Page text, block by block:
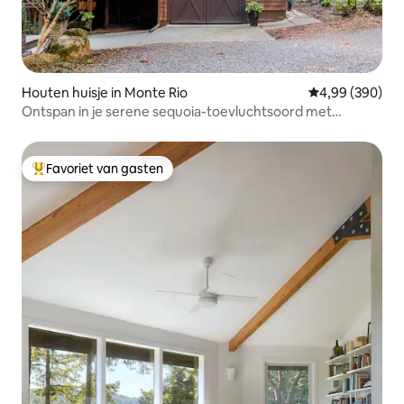
Houten huisje in Monte Rio Gemiddelde
4,99 (390)
Ontspan in je serene sequoia-toevluchtsoord met
Topfavoriet van gasten
Favoriet van gasten